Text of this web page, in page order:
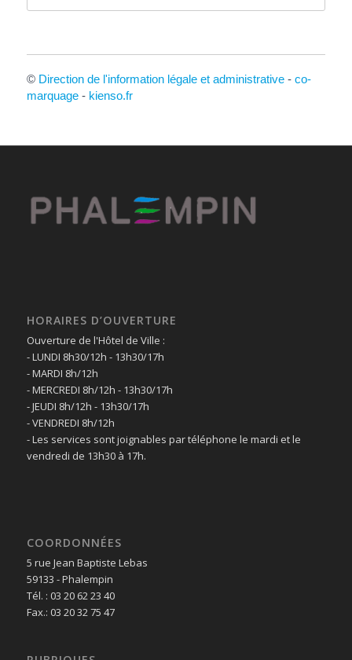
© Direction de l'information légale et administrative- co-
marquage- kienso.fr
HORAIRES D’OUVERTURE
Ouverture de l'Hôtel de Ville :
- LUNDI 8h30/12h - 13h30/17h
- MARDI 8h/12h
- MERCREDI 8h/12h - 13h30/17h
- JEUDI 8h/12h - 13h30/17h
- VENDREDI 8h/12h
- Les services sont joignables par téléphone le mardi et le
vendredi de 13h30 à 17h.
COORDONNÉES
5 rue Jean Baptiste Lebas
59133 - Phalempin
Tél. : 03 20 62 23 40
Fax.: 03 20 32 75 47